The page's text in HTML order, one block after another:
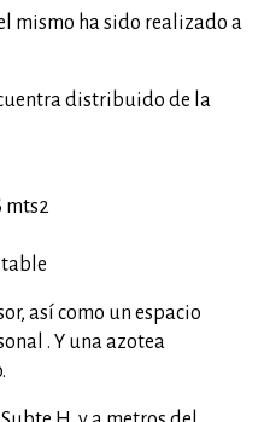
mismo ha sido realizado a
distribuido de la
mts2
así como un espacio
. Y una azotea